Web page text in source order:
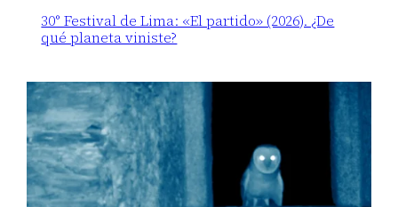
30° Festival de Lima: «El partido» (2026). ¿De
qué planeta viniste?